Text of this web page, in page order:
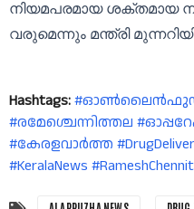
നിയമപരമായ ശക്തമായ
വരുമെന്നും മന്ത്രി
Hashtags:#ഓൺലൈൻഫുഡ്
#രമേശ്ചെന്നിത്തല
#കേരളവാർത്ത
#KeralaNews